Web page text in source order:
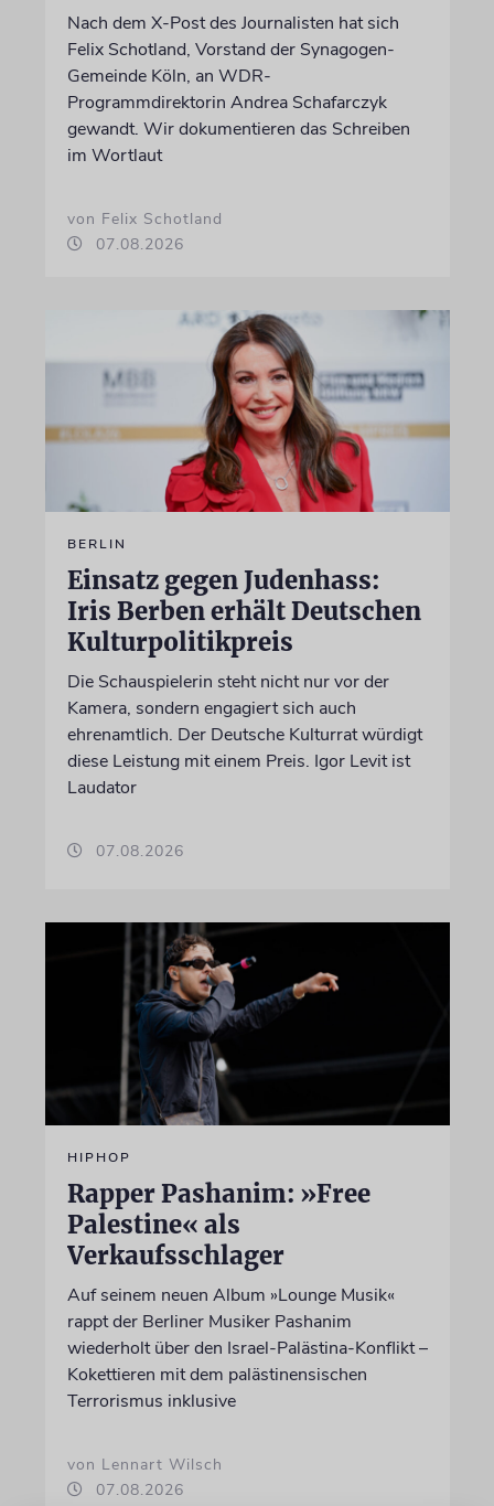
Nach dem X-Post des Journalisten hat sich
Felix Schotland, Vorstand der Synagogen-
Gemeinde Köln, an WDR-
Programmdirektorin Andrea Schafarczyk
gewandt. Wir dokumentieren das Schreiben
im Wortlaut
von Felix Schotland
07.08.2026
BERLIN
Einsatz gegen Judenhass:
Iris Berben erhält Deutschen
Kulturpolitikpreis
Die Schauspielerin steht nicht nur vor der
Kamera, sondern engagiert sich auch
ehrenamtlich. Der Deutsche Kulturrat würdigt
diese Leistung mit einem Preis. Igor Levit ist
Laudator
07.08.2026
HIPHOP
Rapper Pashanim: »Free
Palestine« als
Verkaufsschlager
Auf seinem neuen Album »Lounge Musik«
rappt der Berliner Musiker Pashanim
wiederholt über den Israel-Palästina-Konflikt –
Kokettieren mit dem palästinensischen
Terrorismus inklusive
von Lennart Wilsch
07.08.2026